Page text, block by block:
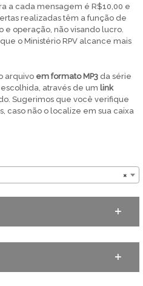
a cada mensagem é R$10,00 e
realizadas têm a função de
e operação, não visando lucro.
o Ministério RPV alcance mais
arquivo em formato MP3da série
através de um link
Sugerimos que você verifique
caso não o localize em sua caixa
×